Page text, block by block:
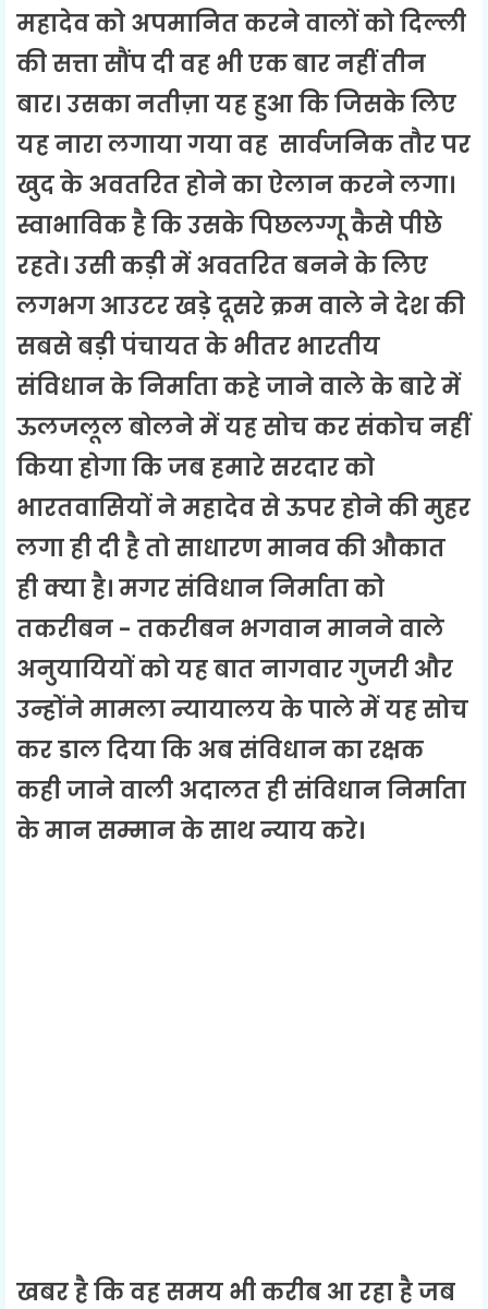
महादेव को अपमानित करने वालों को दिल्ली
की सत्ता सौंप दी वह भी एक बार नहीं तीन
बार। उसका नतीज़ा यह हुआ कि जिसके लिए
यह नारा लगाया गया वह सार्वजनिक तौर पर
खुद के अवतरित होने का ऐलान करने लगा।
स्वाभाविक है कि उसके पिछलग्गू कैसे पीछे
रहते। उसी कड़ी में अवतरित बनने के लिए
लगभग आउटर खड़े दूसरे क्रम वाले ने देश की
सबसे बड़ी पंचायत के भीतर भारतीय
संविधान के निर्माता कहे जाने वाले के बारे में
ऊलजलूल बोलने में यह सोच कर संकोच नहीं
किया होगा कि जब हमारे सरदार को
भारतवासियों ने महादेव से ऊपर होने की मुहर
लगा ही दी है तो साधारण मानव की औकात
ही क्या है। मगर संविधान निर्माता को
तकरीबन - तकरीबन भगवान मानने वाले
अनुयायियों को यह बात नागवार गुजरी और
उन्होंने मामला न्यायालय के पाले में यह सोच
कर डाल दिया कि अब संविधान का रक्षक
कही जाने वाली अदालत ही संविधान निर्माता
के मान सम्मान के साथ न्याय करे।
खबर है कि वह समय भी करीब आ रहा है जब